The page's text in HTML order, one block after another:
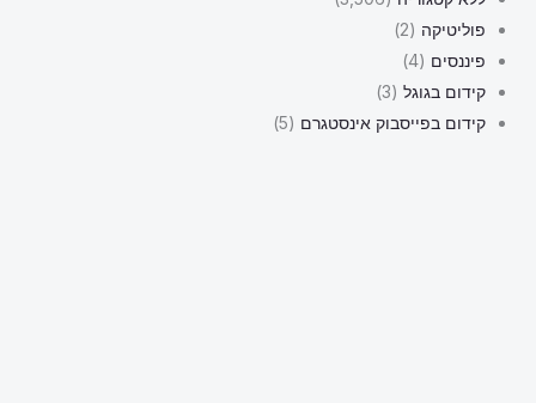
פוליטיקה (2)
פיננסים (4)
קידום בגוגל (3)
קידום בפייסבוק אינסטגרם (5)